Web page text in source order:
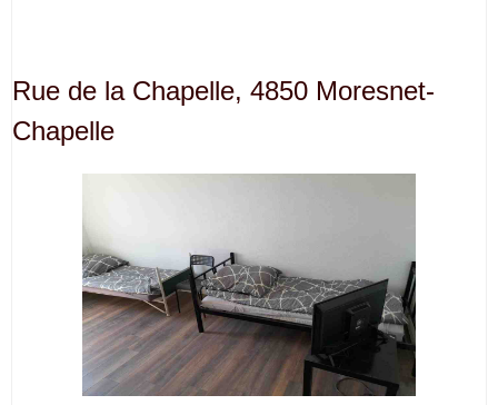
Rue de la Chapelle, 4850 Moresnet-
Chapelle